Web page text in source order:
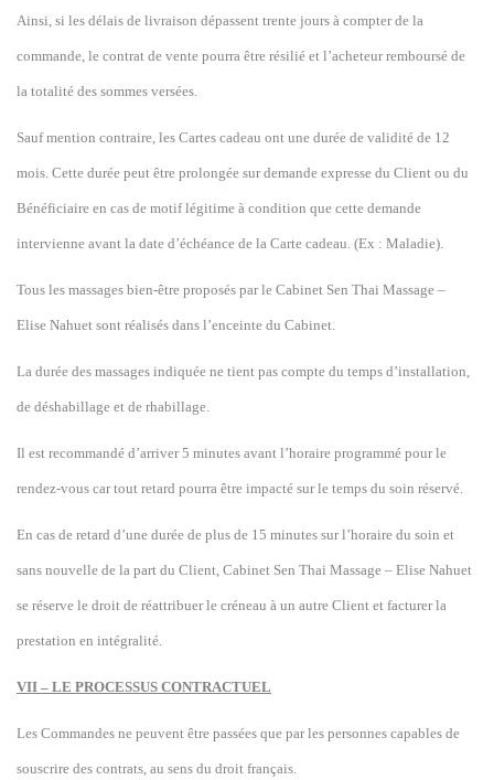
Ainsi, si les délais de livraison dépassent trente jours à compter de la
commande, le contrat de vente pourra être résilié et l’acheteur remboursé de
la totalité des sommes versées.
Sauf mention contraire, les Cartes cadeau ont une durée de validité de 12
mois. Cette durée peut être prolongée sur demande expresse du Client ou du
Bénéficiaire en cas de motif légitime à condition que cette demande
intervienne avant la date d’échéance de la Carte cadeau. (Ex : Maladie).
Tous les massages bien-être proposés par le Cabinet Sen Thai Massage –
Elise Nahuet sont réalisés dans l’enceinte du Cabinet.
La durée des massages indiquée ne tient pas compte du temps d’installation,
de déshabillage et de rhabillage.
Il est recommandé d’arriver 5 minutes avant l’horaire programmé pour le
rendez-vous car tout retard pourra être impacté sur le temps du soin réservé.
En cas de retard d’une durée de plus de 15 minutes sur l’horaire du soin et
sans nouvelle de la part du Client, Cabinet Sen Thai Massage – Elise Nahuet
se réserve le droit de réattribuer le créneau à un autre Client et facturer la
prestation en intégralité.
VII – LE PROCESSUS CONTRACTUEL
Les Commandes ne peuvent être passées que par les personnes capables de
souscrire des contrats, au sens du droit français.